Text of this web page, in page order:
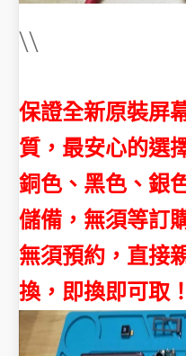
\\
保證全新原裝屏
質，最安心的選
銅色、黑色、銀
儲備，無須等訂
無須預約，直接
換，即換即可取